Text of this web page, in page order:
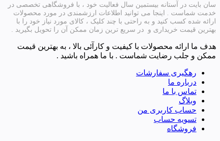
سان بایت در آستانه بیستمین سال فعالیت خود ، با فروشگاهی تخصصی در
خدمت شماست . اینجا می توانید اطلاعات ارزشمندی در مورد محصولات
ارائه شده کسب کنید و به راحتی با چند کلیک ، کالای مورد نیاز خود را با
بهترین قیمت خریداری و در سریع ترین زمان ممکن آن را تحویل بگیرید .
هدف ما ارائه محصولات با کیفیت و کارآئی بالا ، به بهترین قیمت
ممکن و جلب رضایت شماست . با ما همراه باشید .
رهگیری سفارشات
درباره ما
تماس با ما
وبلاگ
حساب کاربری من
تسویه حساب
فروشگاه